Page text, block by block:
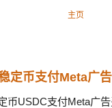
主页
定币支付Meta广
币USDC支付Meta广